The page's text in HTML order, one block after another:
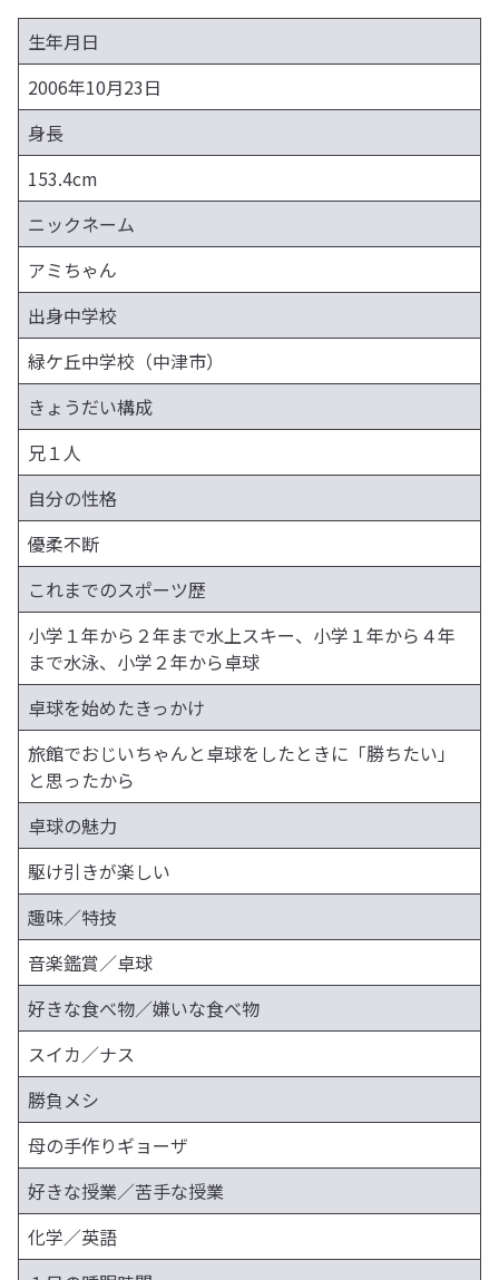
生年月日
2006年10月23日
身長
153.4cm
ニックネーム
アミちゃん
出身中学校
緑ケ丘中学校（中津市）
きょうだい構成
兄１人
自分の性格
優柔不断
これまでのスポーツ歴
小学１年から２年まで水上スキー、小学１年から４年
まで水泳、小学２年から卓球
卓球を始めたきっかけ
旅館でおじいちゃんと卓球をしたときに「勝ちたい」
と思ったから
卓球の魅力
駆け引きが楽しい
趣味／特技
音楽鑑賞／卓球
好きな食べ物／嫌いな食べ物
スイカ／ナス
勝負メシ
母の手作りギョーザ
好きな授業／苦手な授業
化学／英語